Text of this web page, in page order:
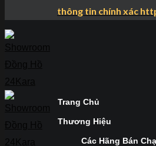
thông tin chính xác
Trang Chủ
Thương Hiệu
Các Hãng Bán